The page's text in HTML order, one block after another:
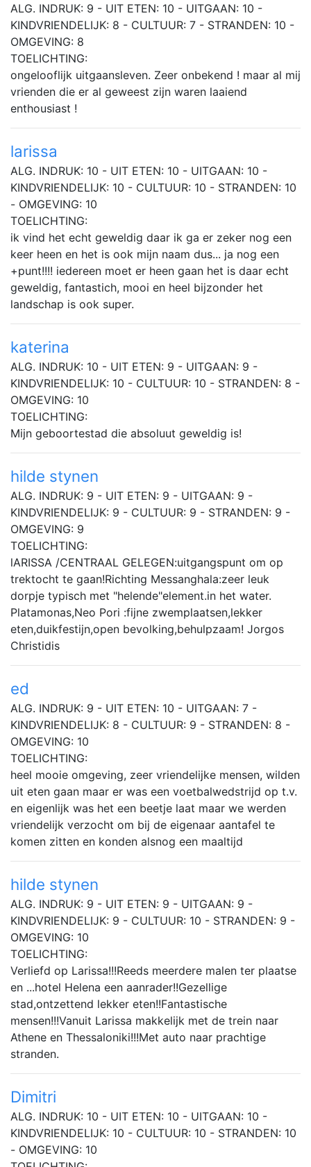
ALG. INDRUK: 9 - UIT ETEN: 10 - UITGAAN: 10 -
KINDVRIENDELIJK: 8 - CULTUUR: 7 - STRANDEN: 10 -
OMGEVING: 8
TOELICHTING:
ongelooflijk uitgaansleven. Zeer onbekend ! maar al mij
vrienden die er al geweest zijn waren laaiend
enthousiast !
larissa
ALG. INDRUK: 10 - UIT ETEN: 10 - UITGAAN: 10 -
KINDVRIENDELIJK: 10 - CULTUUR: 10 - STRANDEN: 10
- OMGEVING: 10
TOELICHTING:
ik vind het echt geweldig daar ik ga er zeker nog een
keer heen en het is ook mijn naam dus... ja nog een
+punt!!!! iedereen moet er heen gaan het is daar echt
geweldig, fantastich, mooi en heel bijzonder het
landschap is ook super.
katerina
ALG. INDRUK: 10 - UIT ETEN: 9 - UITGAAN: 9 -
KINDVRIENDELIJK: 10 - CULTUUR: 10 - STRANDEN: 8 -
OMGEVING: 10
TOELICHTING:
Mijn geboortestad die absoluut geweldig is!
hilde stynen
ALG. INDRUK: 9 - UIT ETEN: 9 - UITGAAN: 9 -
KINDVRIENDELIJK: 9 - CULTUUR: 9 - STRANDEN: 9 -
OMGEVING: 9
TOELICHTING:
lARISSA /CENTRAAL GELEGEN:uitgangspunt om op
trektocht te gaan!Richting Messanghala:zeer leuk
dorpje typisch met "helende"element.in het water.
Platamonas,Neo Pori :fijne zwemplaatsen,lekker
eten,duikfestijn,open bevolking,behulpzaam! Jorgos
Christidis
ed
ALG. INDRUK: 9 - UIT ETEN: 10 - UITGAAN: 7 -
KINDVRIENDELIJK: 8 - CULTUUR: 9 - STRANDEN: 8 -
OMGEVING: 10
TOELICHTING:
heel mooie omgeving, zeer vriendelijke mensen, wilden
uit eten gaan maar er was een voetbalwedstrijd op t.v.
en eigenlijk was het een beetje laat maar we werden
vriendelijk verzocht om bij de eigenaar aantafel te
komen zitten en konden alsnog een maaltijd
hilde stynen
ALG. INDRUK: 9 - UIT ETEN: 9 - UITGAAN: 9 -
KINDVRIENDELIJK: 9 - CULTUUR: 10 - STRANDEN: 9 -
OMGEVING: 10
TOELICHTING:
Verliefd op Larissa!!!Reeds meerdere malen ter plaatse
en ...hotel Helena een aanrader!!Gezellige
stad,ontzettend lekker eten!!Fantastische
mensen!!!Vanuit Larissa makkelijk met de trein naar
Athene en Thessaloniki!!!Met auto naar prachtige
stranden.
Dimitri
ALG. INDRUK: 10 - UIT ETEN: 10 - UITGAAN: 10 -
KINDVRIENDELIJK: 10 - CULTUUR: 10 - STRANDEN: 10
- OMGEVING: 10